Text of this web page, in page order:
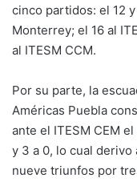
cinco partidos: el 12
Monterrey; el 16 al
al ITESM CCM.
Por su parte, la
Américas Puebla
ante el ITESM CEM
y 3 a 0, lo cual
nueve triunfos por